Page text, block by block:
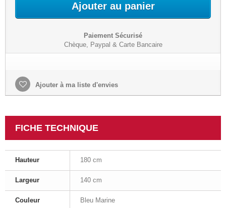
Ajouter au panier
Paiement Sécurisé
Chèque, Paypal & Carte Bancaire
Ajouter à ma liste d'envies
FICHE TECHNIQUE
Hauteur 180 cm
Largeur 140 cm
Couleur Bleu Marine